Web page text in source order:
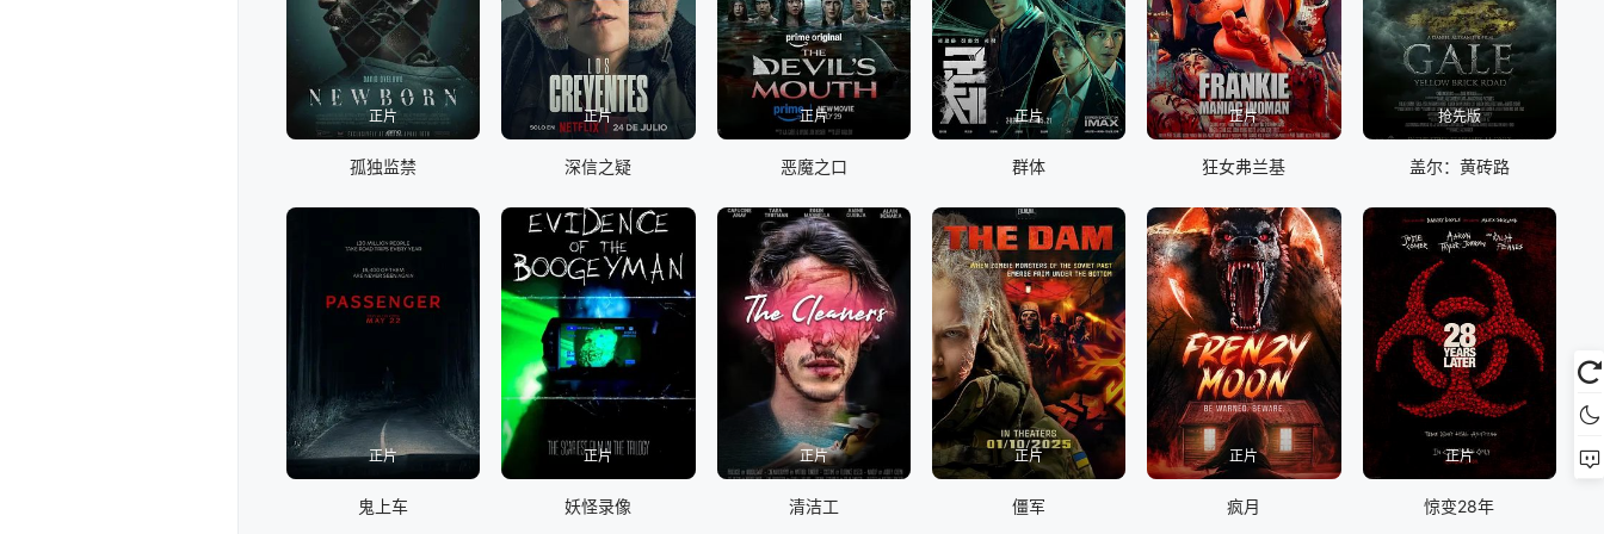
正片
孤独监禁
正片
深信之疑
正片
恶魔之口
正片
群体
正片
狂女弗兰基
抢先版
盖尔：黄砖路
正片
鬼上车
正片
妖怪录像
正片
清洁工
正片
僵军
正片
疯月
正片
惊变28年